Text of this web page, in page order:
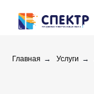
Главная → Услуги →